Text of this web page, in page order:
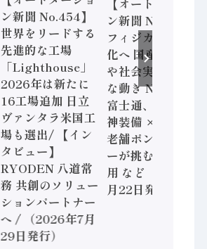
ン新聞 No.454】
世界をリードする
先進的な工場
「Lighthouse」
2026年は新たに
16工場追加 日立
ヴァンタラ米国工
場も選出/ 【イン
タビュー】
RYODEN 八道常
務 共創のソリュー
ションパートナー
へ / （2026年7月
29日発行）
【オートメーショ
ン新聞 No.453】
フィジカルAI本格
化へ 国産AI開発
や社会実装に活発
な動き Noetra、
富士通、日立 / 兵
神装備 × HMS、
老舗ポンプメーカ
ーが挑むデータ活
用 など（2026年7
月22日発行）